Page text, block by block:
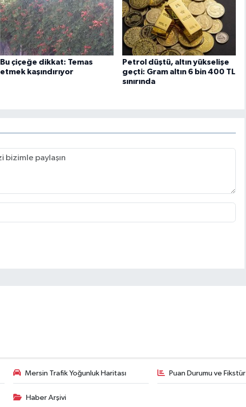
Bu çiçeğe dikkat: Temas
etmek kaşındırıyor
Petrol düştü, altın yükselişe
geçti: Gram altın 6 bin 400 TL
sınırında
Mersin Trafik Yoğunluk Haritası Puan Durumu ve Fikstür
Haber Arşivi